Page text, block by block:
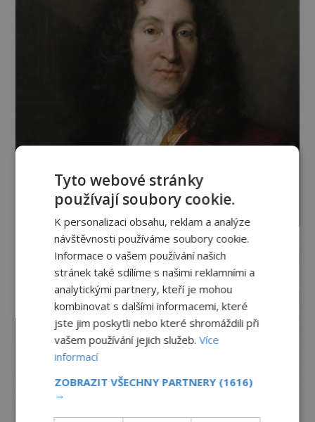
Tyto webové stránky
používají soubory cookie.
K personalizaci obsahu, reklam a analýze
návštěvnosti používáme soubory cookie.
Informace o vašem používání našich
stránek také sdílíme s našimi reklamními a
analytickými partnery, kteří je mohou
kombinovat s dalšími informacemi, které
jste jim poskytli nebo které shromáždili při
vašem používání jejich služeb.Více
informací
ZOBRAZIT VŠECHNY PARTNERY (1616)
→